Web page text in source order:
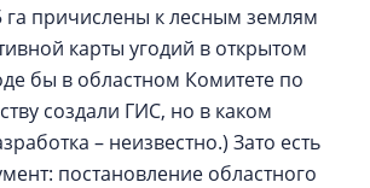
га причислены к лесным землям
карты угодий в открытом
бы в областном Комитете по
создали ГИС, но в каком
– неизвестно.) Зато есть
постановление областного